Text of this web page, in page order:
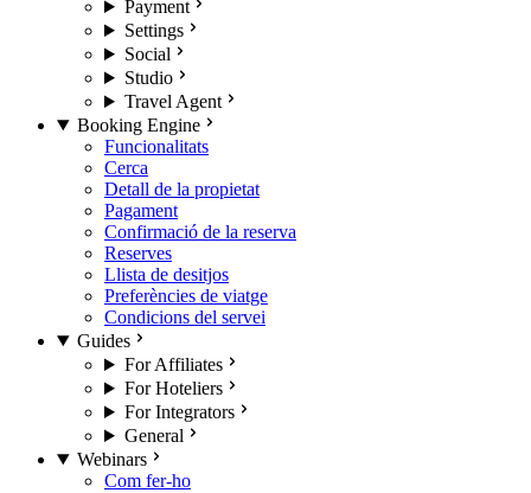
Payment
Settings
Social
Studio
Travel Agent
Booking Engine
Funcionalitats
Cerca
Detall de la propietat
Pagament
Confirmació de la reserva
Reserves
Llista de desitjos
Preferències de viatge
Condicions del servei
Guides
For Affiliates
For Hoteliers
For Integrators
General
Webinars
Com fer-ho